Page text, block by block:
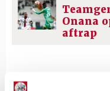
Onana
aftrap